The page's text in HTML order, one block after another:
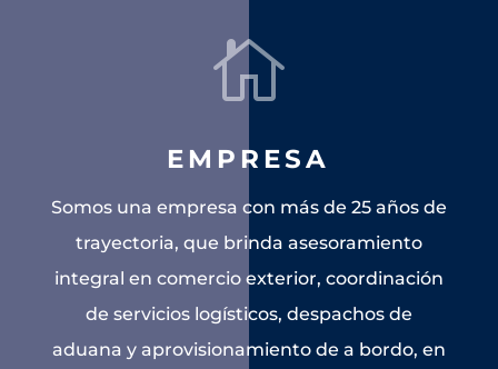

EMPRESA
Somos una empresa con más de 25 años de
trayectoria, que brinda asesoramiento
integral en comercio exterior, coordinación
de servicios logísticos, despachos de
aduana y aprovisionamiento de a bordo, en